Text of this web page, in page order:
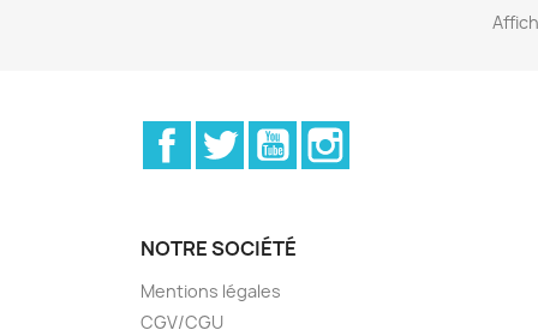
FacebookTwitterYouTube
NOTRE SOCIÉTÉ
Mentions légales
CGV/CGU